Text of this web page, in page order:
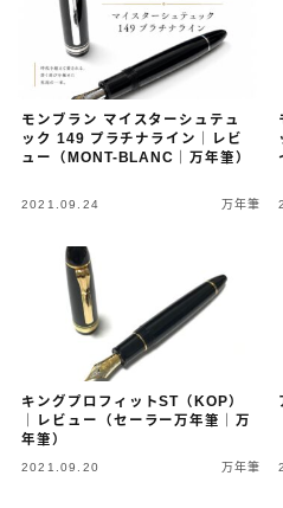
タグで絞り込む
3,000円以下
3,001円～10,000円
20,001円～30,000円
50,001円～100,000円
3952ボンアルテック［bon-
モンブラン マイスターシュテュ
ック 149 プラチナライン｜レビ
ュー（MONT-BLANC｜万年筆）
2021.09.24 万年筆
キングプロフィットST（KOP）
｜レビュー（セーラー万年筆｜万
年筆）
2021.09.20 万年筆